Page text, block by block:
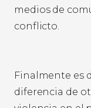
medios de
conflicto.
Finalmente es
diferencia de